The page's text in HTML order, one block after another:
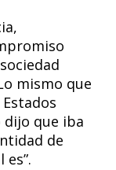
mismo que
dijo que iba
de